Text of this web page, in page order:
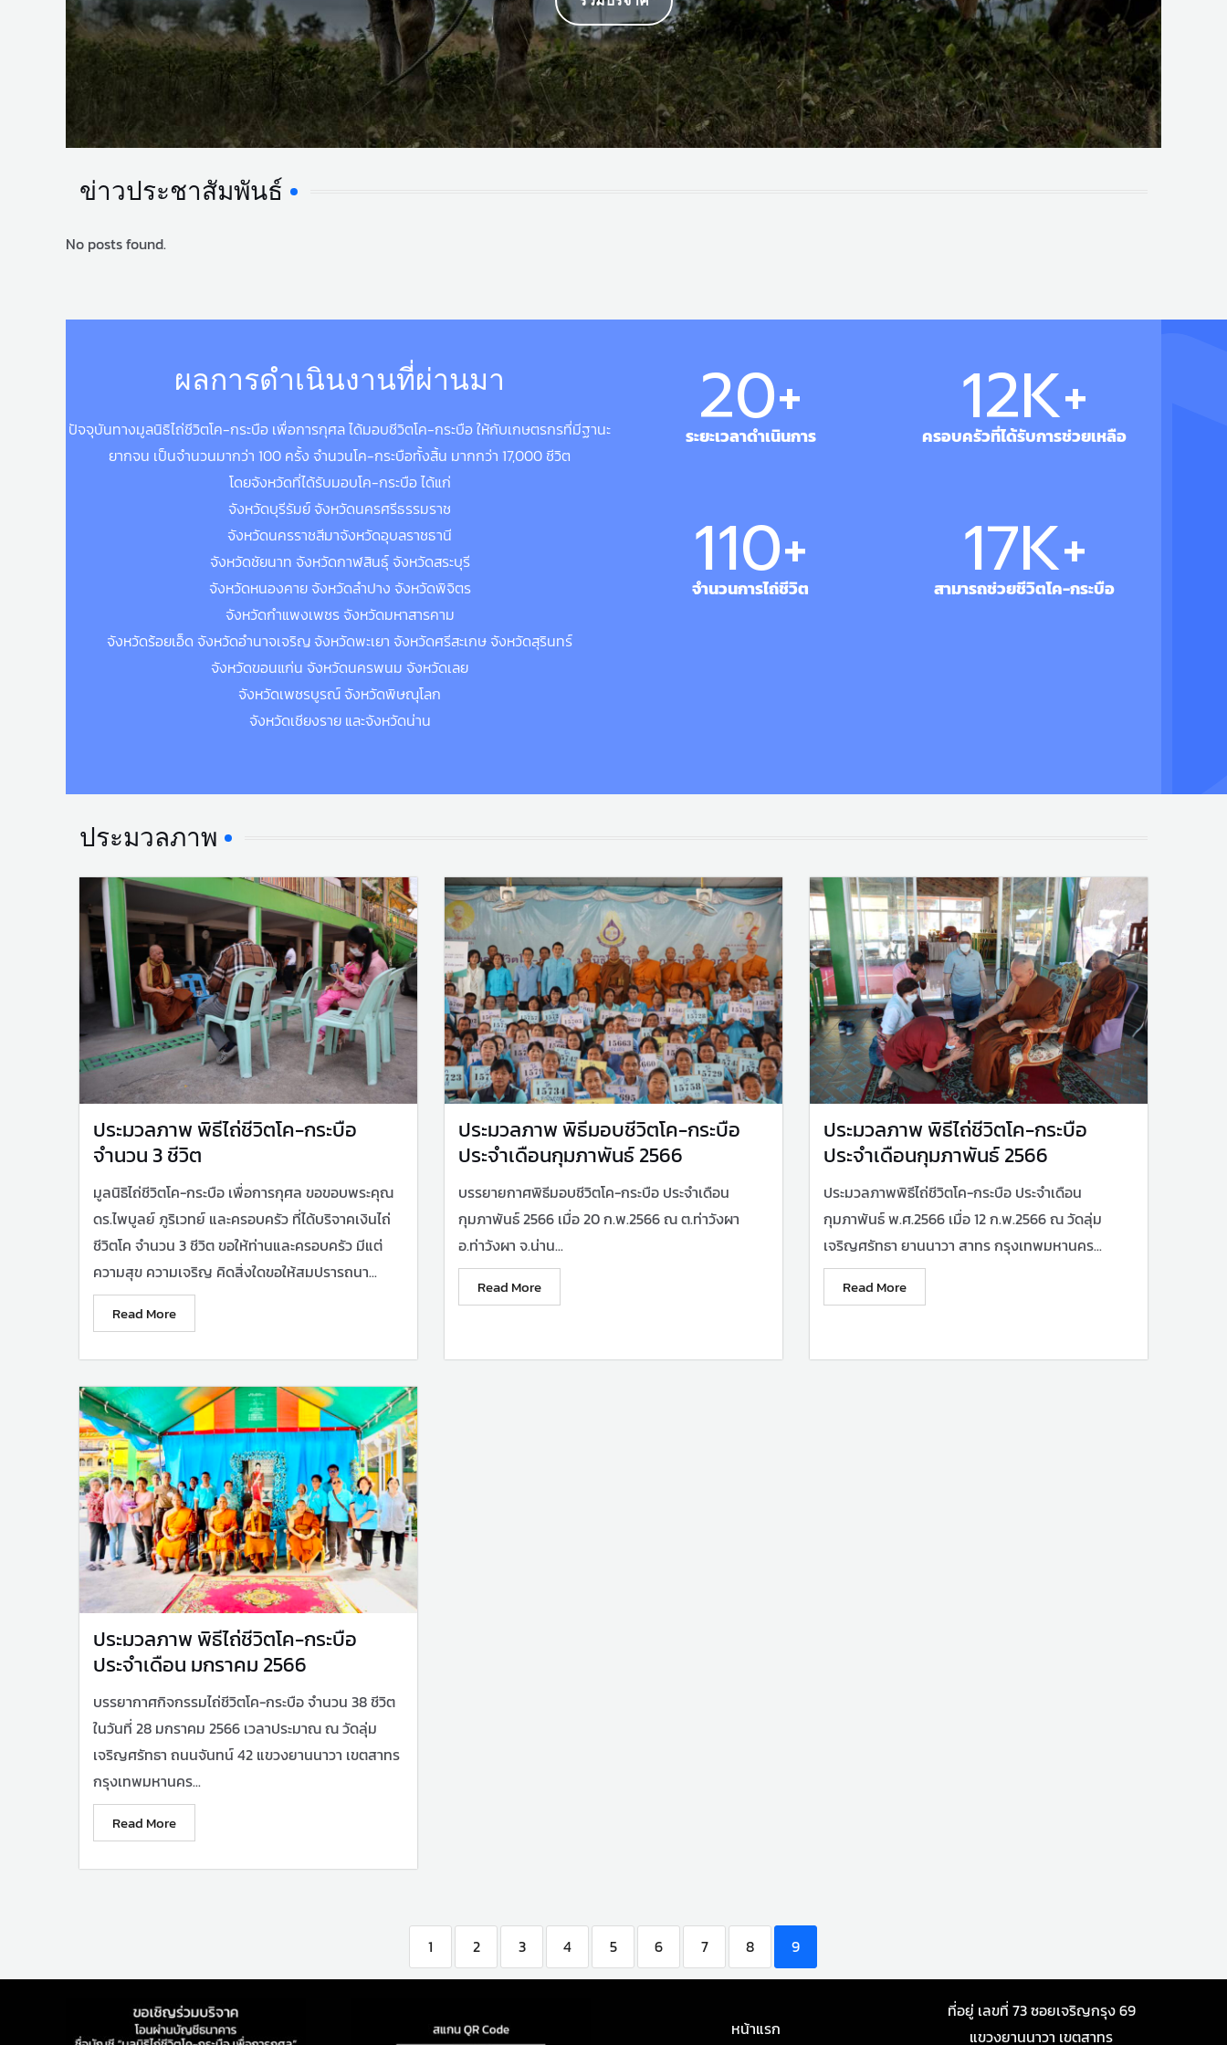
ข่าวประชาสัมพันธ์
No posts found.
ผลการดำเนินงานที่ผ่านมา
ปัจจุบันทางมูลนิธิไถ่ชีวิตโค-กระบือ เพื่อการกุศล ได้มอบชีวิตโค-กระบือ ให้กับเกษตรกรที่มีฐานะ
ยากจน เป็นจำนวนมากว่า 100 ครั้ง จำนวนโค-กระบือทั้งสิ้น มากกว่า 17,000 ชีวิต
โดยจังหวัดที่ได้รับมอบโค-กระบือ ได้แก่
จังหวัดบุรีรัมย์ จังหวัดนครศรีธรรมราช
จังหวัดนครราชสีมาจังหวัดอุบลราชธานี
จังหวัดชัยนาท จังหวัดกาฬสินธุ์ จังหวัดสระบุรี
จังหวัดหนองคาย จังหวัดลำปาง จังหวัดพิจิตร
จังหวัดกำแพงเพชร จังหวัดมหาสารคาม
จังหวัดร้อยเอ็ด จังหวัดอำนาจเจริญ จังหวัดพะเยา จังหวัดศรีสะเกษ จังหวัดสุรินทร์
จังหวัดขอนแก่น จังหวัดนครพนม จังหวัดเลย
จังหวัดเพชรบูรณ์ จังหวัดพิษณุโลก
จังหวัดเชียงราย และจังหวัดน่าน
ระยะเวลาดำเนินการ
20+ ครอบครัวที่ได้รับการช่วยเหลือ
12K+
จำนวนการไถ่ชีวิต
110+ สามารถช่วยชีวิตโค-กระบือ
17K+
ประมวลภาพ
ประมวลภาพ พิธีไถ่ชีวิตโค-กระบือ
จำนวน 3 ชีวิต
มูลนิธิไถ่ชีวิตโค-กระบือ เพื่อการกุศล ขอขอบพระคุณ
ดร.ไพบูลย์ ภูริเวทย์ และครอบครัว ที่ได้บริจาคเงินไถ่
ชีวิตโค จำนวน 3 ชีวิต ขอให้ท่านและครอบครัว มีแต่
ความสุข ความเจริญ คิดสิ่งใดขอให้สมปรารถนา...
Read More
ประมวลภาพ พิธีมอบชีวิตโค-กระบือ
ประจำเดือนกุมภาพันธ์ 2566
บรรยายกาศพิธีมอบชีวิตโค-กระบือ ประจำเดือน
กุมภาพันธ์ 2566 เมื่อ 20 ก.พ.2566 ณ ต.ท่าวังผา
อ.ท่าวังผา จ.น่าน...
Read More
ประมวลภาพ พิธีไถ่ชีวิตโค-กระบือ
ประจำเดือนกุมภาพันธ์ 2566
ประมวลภาพพิธีไถ่ชีวิตโค-กระบือ ประจำเดือน
กุมภาพันธ์ พ.ศ.2566 เมื่อ 12 ก.พ.2566 ณ วัดลุ่ม
เจริญศรัทธา ยานนาวา สาทร กรุงเทพมหานคร...
Read More
ประมวลภาพ พิธีไถ่ชีวิตโค-กระบือ
ประจำเดือน มกราคม 2566
บรรยากาศกิจกรรมไถ่ชีวิตโค-กระบือ จำนวน 38 ชีวิต
ในวันที่ 28 มกราคม 2566 เวลาประมาณ ณ วัดลุ่ม
เจริญศรัทธา ถนนจันทน์ 42 แขวงยานนาวา เขตสาทร
กรุงเทพมหานคร...
Read More
1 2 3 4 5 6 7 8 9
หน้าแรก
ที่อยู่ เลขที่ 73 ซอยเจริญกรุง 69
แขวงยานนาวา เขตสาทร